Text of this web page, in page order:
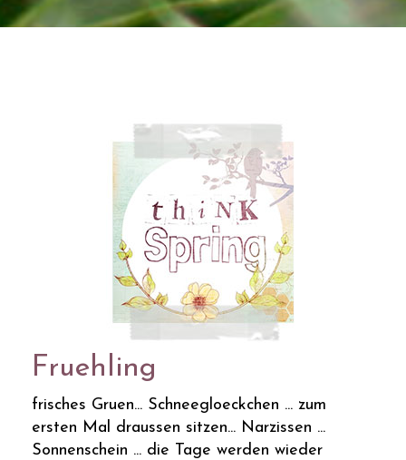
Fruehling
frisches Gruen... Schneegloeckchen ... zum
ersten Mal draussen sitzen... Narzissen ...
Sonnenschein ... die Tage werden wieder